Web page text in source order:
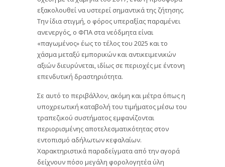
εξακολουθεί να υστερεί σημαντικά της ζήτησης.
Την ίδια στιγμή, ο φόρος υπεραξίας παραμένει
ανενεργός, ο ΦΠΑ στα νεόδμητα είναι
«παγωμένος» έως το τέλος του 2025 και το
χάσμα μεταξύ εμπορικών και αντικειμενικών
αξιών διευρύνεται, ιδίως σε περιοχές με έντονη
επενδυτική δραστηριότητα.
Σε αυτό το περιβάλλον, ακόμη και μέτρα όπως η
υποχρεωτική καταβολή του τιμήματος μέσω του
τραπεζικού συστήματος εμφανίζονται
περιορισμένης αποτελεσματικότητας στον
εντοπισμό αδήλωτων κεφαλαίων.
Χαρακτηριστικά παραδείγματα από την αγορά
δείχνουν πόσο μεγάλη φορολογητέα ύλη